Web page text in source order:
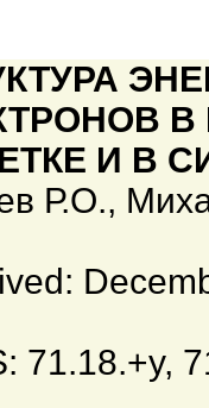
И В
Р.О.,
71.18.+y,